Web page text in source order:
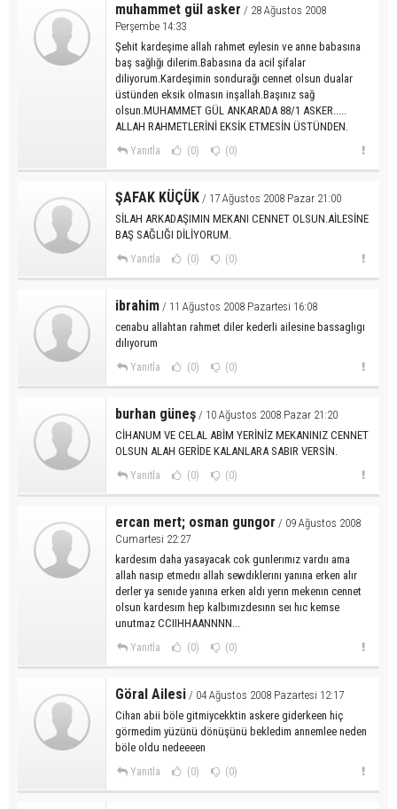
muhammet gül asker / 28 Ağustos 2008
Perşembe 14:33
Şehit kardeşime allah rahmet eylesin ve anne babasına
baş sağlığı dilerim.Babasına da acil şifalar
diliyorum.Kardeşimin sondurağı cennet olsun dualar
üstünden eksik olmasın inşallah.Başınız sağ
olsun.MUHAMMET GÜL ANKARADA 88/1 ASKER.....
ALLAH RAHMETLERİNİ EKSİK ETMESİN ÜSTÜNDEN.
Yanıtla (0) (0)
ŞAFAK KÜÇÜK / 17 Ağustos 2008 Pazar 21:00
SİLAH ARKADAŞIMIN MEKANI CENNET OLSUN.AİLESİNE
BAŞ SAĞLIĞI DİLİYORUM.
Yanıtla (0) (0)
ibrahim / 11 Ağustos 2008 Pazartesi 16:08
cenabu allahtan rahmet diler kederli ailesine bassaglıgı
dılıyorum
Yanıtla (0) (0)
burhan güneş / 10 Ağustos 2008 Pazar 21:20
CİHANUM VE CELAL ABİM YERİNİZ MEKANINIZ CENNET
OLSUN ALAH GERİDE KALANLARA SABIR VERSİN.
Yanıtla (0) (0)
ercan mert; osman gungor / 09 Ağustos 2008
Cumartesi 22:27
kardesım daha yasayacak cok gunlerımız vardıı ama
allah nasıp etmedıı allah sewdıklerını yanına erken alır
derler ya senıde yanına erken aldı yerın mekenın cennet
olsun kardesım hep kalbımızdesınn seı hıc kemse
unutmaz CCIIHHAANNNN...
Yanıtla (0) (0)
Göral Ailesi / 04 Ağustos 2008 Pazartesi 12:17
Cihan abii böle gitmiycekktin askere giderkeen hiç
görmedim yüzünü dönüşünü bekledim annemlee neden
böle oldu nedeeeen
Yanıtla (0) (0)